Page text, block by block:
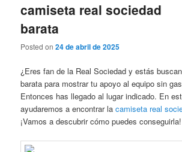
camiseta real sociedad
barata
Posted on24 de abril de 2025
¿Eres fan de la Real Sociedad y estás
barata para mostrar tu apoyo al equipo sin
Entonces has llegado al lugar indicado. En
ayudaremos a encontrar lacamiseta real
¡Vamos a descubrir cómo puedes conseguirla!